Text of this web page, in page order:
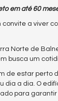
em até 60
convite a viver
Norte de
busca um
de estar perto
dia a dia. O
para